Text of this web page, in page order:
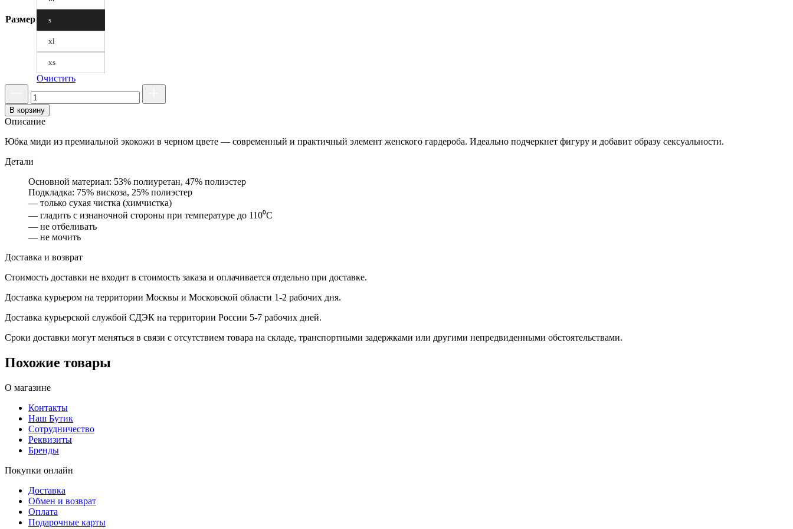
Размер s
xl
xs
Очистить
В корзину
Описание
Юбка миди из премиальной экокожи в черном цвете — современный и практичный элемент женского гардероба. Идеально подчеркнет фигуру и добавит образу сексуальности.
Детали
Основной материал: 53% полиуретан, 47% полиэстер
Подкладка: 75% вискоза, 25% полиэстер
— только сухая чистка (химчистка)
— гладить с изнаночной стороны при температуре до 110⁰С
— не отбеливать
— не мочить
Доставка и возврат
Стоимость доставки не входит в стоимость заказа и оплачивается отдельно при доставке.
Доставка курьером на территории Москвы и Московской области 1-2 рабочих дня.
Доставка курьерской службой СДЭК на территории России 5-7 рабочих дней.
Сроки доставки могут меняться в связи с отсутствием товара на складе, транспортными задержками или другими непредвиденными обстоятельствами.
Похожие товары
О магазине
Контакты
Наш Бутик
Сотрудничество
Реквизиты
Бренды
Покупки онлайн
Доставка
Обмен и возврат
Оплата
Подарочные карты